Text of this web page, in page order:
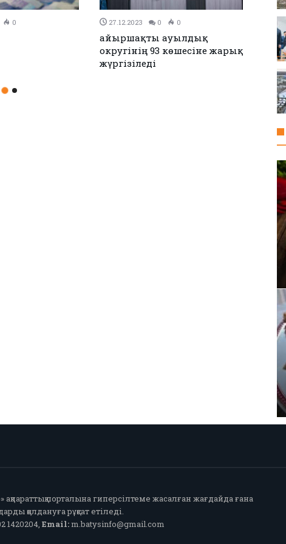
0
мен Иран келісімге
26.12.2023 0
Аудандық мәслихаттың 12-
сессиясы өтті
ақпараттық порталына гиперсілтеме жасалған жағдайда ғана
қолдануға рұқсат етіледі.
1420204, Email:m.batysinfo@gmail.com